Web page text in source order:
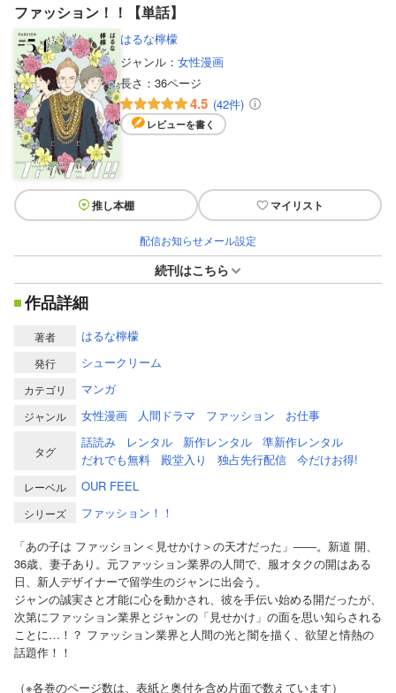
ファッション！！【単話】
はるな檸檬
ジャンル： 女性漫画
長さ： 36ページ
4.5 (42件)
レビューを書く
推し本棚 マイリスト
配信お知らせメール設定
続刊はこちら
作品詳細
著者 はるな檸檬
発行 シュークリーム
カテゴリ マンガ
ジャンル 女性漫画 人間ドラマ ファッション お仕事
タグ
話読み レンタル 新作レンタル
準新作レンタル
だれでも無料
殿堂入り 独占先行配信 今だけお得!
レーベル OUR FEEL
シリーズ
ファッション！！
「あの子は ファッション＜見せかけ＞の天才だった」――。新道 開、
36歳、妻子あり。元ファッション業界の人間で、服オタクの開はある
日、新人デザイナーで留学生のジャンに出会う。
ジャンの誠実さと才能に心を動かされ、彼を手伝い始める開だったが、
次第にファッション業界とジャンの「見せかけ」の面を思い知らされる
ことに…！？ ファッション業界と人間の光と闇を描く、欲望と情熱の
話題作！！
（※各巻のページ数は、表紙と奥付を含め片面で数えています）